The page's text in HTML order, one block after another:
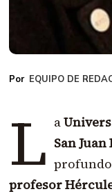
EQUIPO DE
L a
San Juan
profesor